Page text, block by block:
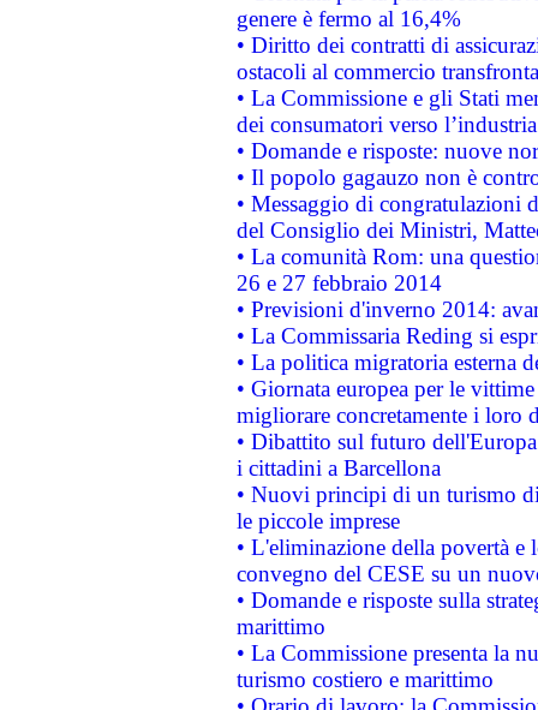
genere è fermo al 16,4%
• Diritto dei contratti di
ostacoli al commercio
• La Commissione e gli Stati
dei consumatori verso
• Domande e risposte: nuove
• Il popolo gagauzo non è
• Messaggio di congratulazioni
del Consiglio dei Ministri,
• La comunità Rom: una
26 e 27 febbraio 2014
• Previsioni d'inverno 2014:
• La Commissaria Reding si
• La politica migratoria esterna
• Giornata europea per le
migliorare concretamente i loro
• Dibattito sul futuro
i cittadini a Barcellona
• Nuovi principi di un turismo
le piccole imprese
• L'eliminazione della povertà
convegno del CESE su un
• Domande e risposte sulla
marittimo
• La Commissione presenta la
turismo costiero e marittimo